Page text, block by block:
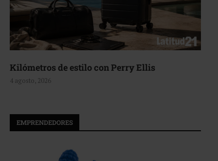
Kilómetros de estilo con Perry Ellis
4 agosto, 2026
EMPRENDEDORES